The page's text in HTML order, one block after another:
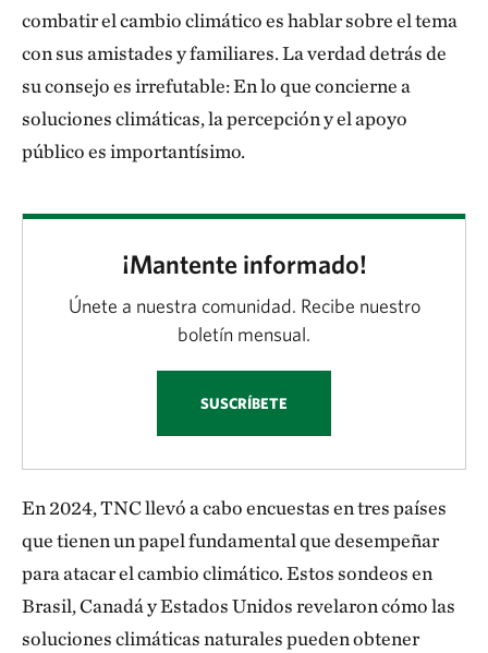
combatir el cambio climático es hablar sobre el tema
con sus amistades y familiares. La verdad detrás de
su consejo es irrefutable: En lo que concierne a
soluciones climáticas, la percepción y el apoyo
público es importantísimo.
¡Mantente informado!
Únete a nuestra comunidad. Recibe nuestro
boletín mensual.
SUSCRÍBETE
En 2024, TNC llevó a cabo encuestas en tres países
que tienen un papel fundamental que desempeñar
para atacar el cambio climático. Estos sondeos en
Brasil, Canadá y Estados Unidos revelaron cómo las
soluciones climáticas naturales pueden obtener